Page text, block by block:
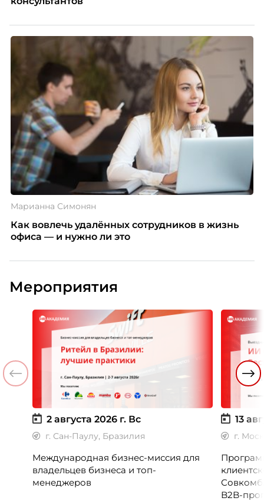
Марианна Симонян
Как вовлечь удалённых сотрудников в жизнь
офиса — и нужно ли это
Мероприятия
2 августа 2026 г. Вс
г. Сан-Паулу, Бразилия
Международная бизнес-миссия для
владельцев бизнеса и топ-
менеджеров
13
г.
B2B-